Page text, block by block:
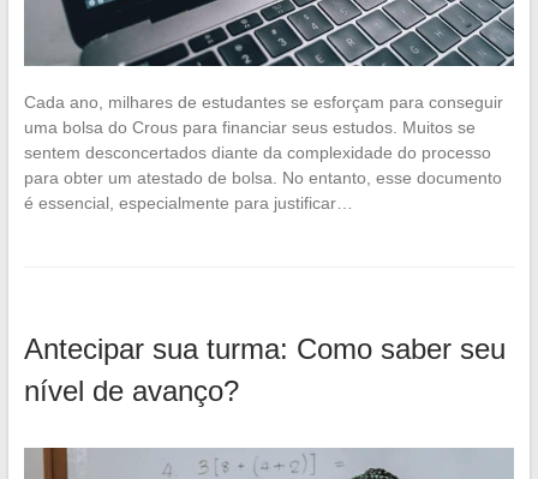
Cada ano, milhares de estudantes se esforçam para conseguir
uma bolsa do Crous para financiar seus estudos. Muitos se
sentem desconcertados diante da complexidade do processo
para obter um atestado de bolsa. No entanto, esse documento
é essencial, especialmente para justificar…
Antecipar sua turma: Como saber seu
nível de avanço?